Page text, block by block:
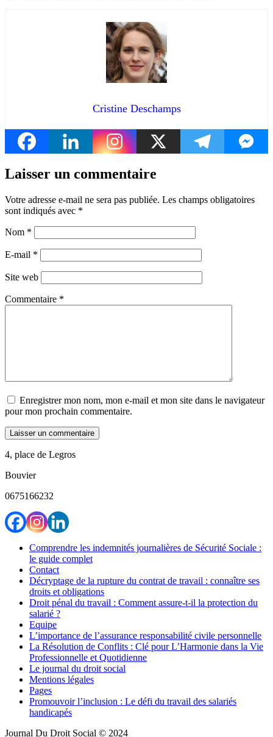
Cristine Deschamps
Laisser un commentaire
Votre adresse e-mail ne sera pas publiée. Les champs obligatoires
sont indiqués avec *
Nom *
E-mail *
Site web
Commentaire *
Enregistrer mon nom, mon e-mail et mon site dans le navigateur
pour mon prochain commentaire.
4, place de Legros
Bouvier
0675166232
Comprendre les indemnités journalières de Sécurité Sociale :
le guide complet
Contact
Décryptage de la rupture du contrat de travail : connaître ses
droits et obligations
Droit pénal du travail : Comment assure-t-il la protection du
salarié ?
Equipe
L’importance de l’assurance responsabilité civile personnelle
La Résolution de Conflits : Clé pour L’Harmonie dans la Vie
Professionnelle et Quotidienne
Le journal du droit social
Mentions légales
Pages
Promouvoir l’inclusion : Le défi du travail des salariés
handicapés
Journal Du Droit Social © 2024